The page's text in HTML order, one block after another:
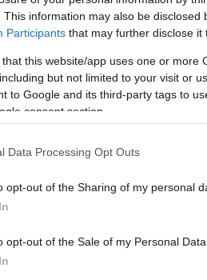
This information may also be disclosed
Participants that may further disclose it
that this website/app uses one or more
but not limited to your visit or
to Google and its third-party tags to
consent section.
Data Processing Opt Outs
opt-out of the Sharing of my personal
opt-out of the Sale of my Personal Data.
támogatta a Magyar
produkciójában
Pot
és a Swedish Film